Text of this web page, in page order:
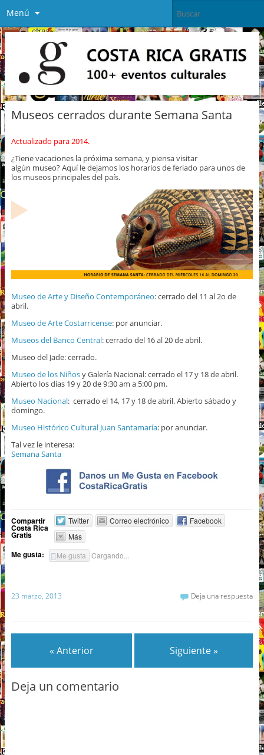
Menú
Museos cerrados durante Semana Santa
Actualizado para 2014.
¿Tiene vacaciones la próxima semana, y piensa visitar
algún museo? Aquí le dejamos los horarios de feriado para unos de
los museos principales del país.
Museo de Arte y Diseño Contemporáneo: cerrado del 11 al 2o de
abril.
Museo de Arte Costarricense: por anunciar.
Museos del Banco Central: cerrado del 16 al 20 de abril.
Museo del Jade: cerrado.
Museo de los Niñosy Galería Nacional: cerrado el 17 y 18 de abril.
Abierto los días 19 y 20 de 9:30 am a 5:00 pm.
Museo Nacional: cerrado el 14, 17 y 18 de abril. Abierto sábado y
domingo.
Museo Histórico Cultural Juan Santamaría: por anunciar.
Tal vez le interesa:
Semana Santa
Compartir
Costa Rica
Gratis
Twitter Correo electrónico
Facebook
Más
Me gusta: Me gusta Cargando...
23 marzo, 2013 Deja una respuesta
« Anterior Siguiente »
Deja un comentario